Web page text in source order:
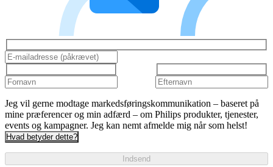
Jeg vil gerne modtage markedsføringskommunikation – baseret på
mine præferencer og min adfærd – om Philips produkter, tjenester,
events og kampagner. Jeg kan nemt afmelde mig når som helst!
Hvad betyder dette?
Indsend